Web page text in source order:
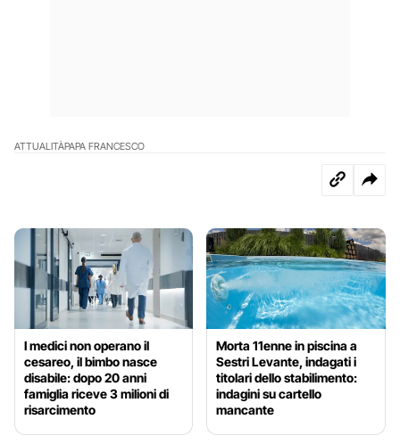
ATTUALITÀPAPA FRANCESCO
I medici non operano il
cesareo, il bimbo nasce
disabile: dopo 20 anni
famiglia riceve 3 milioni di
risarcimento
Morta 11enne in piscina a
Sestri Levante, indagati i
titolari dello stabilimento:
indagini su cartello
mancante